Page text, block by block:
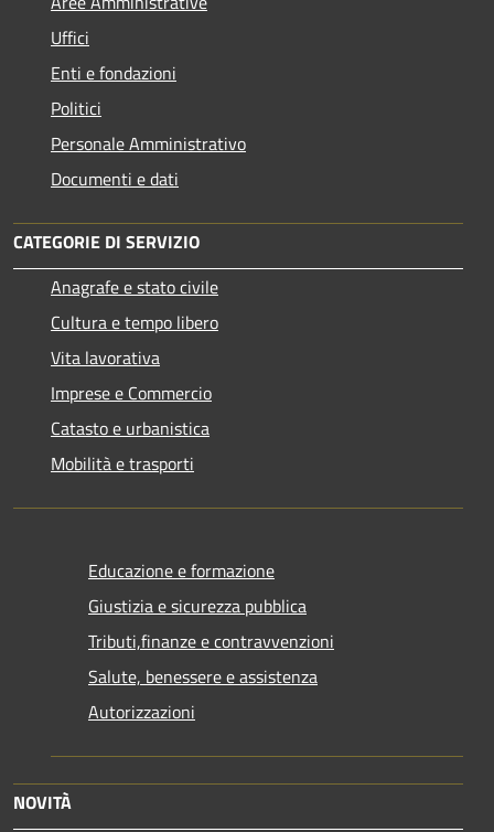
Uffici
Enti e fondazioni
Politici
Personale Amministrativo
Documenti e dati
CATEGORIE DI SERVIZIO
Anagrafe e stato civile
Cultura e tempo libero
Vita lavorativa
Imprese e Commercio
Catasto e urbanistica
Mobilità e trasporti
Educazione e formazione
Giustizia e sicurezza pubblica
Tributi,finanze e contravvenzioni
Salute, benessere e assistenza
Autorizzazioni
NOVITÀ